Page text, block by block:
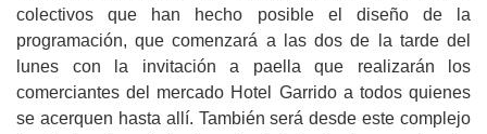
colectivos que han hecho posible el diseño de la
programación, que comenzará a las dos de la tarde del
lunes con la invitación a paella que realizarán los
comerciantes del mercado Hotel Garrido a todos quienes
se acerquen hasta allí. También será desde este complejo